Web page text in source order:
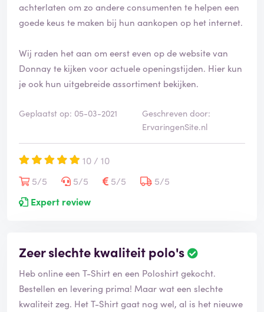
achterlaten om zo andere consumenten te helpen een
goede keus te maken bij hun aankopen op het internet.
Wij raden het aan om eerst even op de website van
Donnay te kijken voor actuele openingstijden. Hier kun
je ook hun uitgebreide assortiment bekijken.
Geplaatst op: 05-03-2021
Geschreven door:
ErvaringenSite.nl
10 / 10
5/5
5/5 5/5
5/5
Expert review
Zeer slechte kwaliteit polo's
Heb online een T-Shirt en een Poloshirt gekocht.
Bestellen en levering prima! Maar wat een slechte
kwaliteit zeg. Het T-Shirt gaat nog wel, al is het nieuwe